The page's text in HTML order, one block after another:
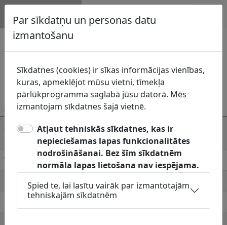
Topogrāfija.lv
Tukuma novads
Pastāv no 01.07.2021
Topogrāfiskās informācijas uzturētāji
Ģeotelpiskie risinājumi,
SIA (visi pagasti)
Adrese
Pils iela 14, Tukums,
Tukuma novads, LV-3101
Telefons
27024516
E-pasts
info@geotelpa.lv
Pieņemšanas laiki
-
Par sīkdatņu un personas datu
izmantošanu
Sīkdatnes (cookies) ir sīkas informācijas vienības,
kuras, apmeklējot mūsu vietni, tīmekļa
pārlūkprogramma saglabā jūsu datorā. Mēs
izmantojam sīkdatnes šajā vietnē.
Atļaut tehniskās sīkdatnes, kas ir
nepieciešamas lapas funkcionalitātes
nodrošināšanai. Bez šīm sīkdatnēm
normāla lapas lietošana nav iespējama.
Spied te, lai lasītu vairāk par izmantotajām
tehniskajām sīkdatnēm